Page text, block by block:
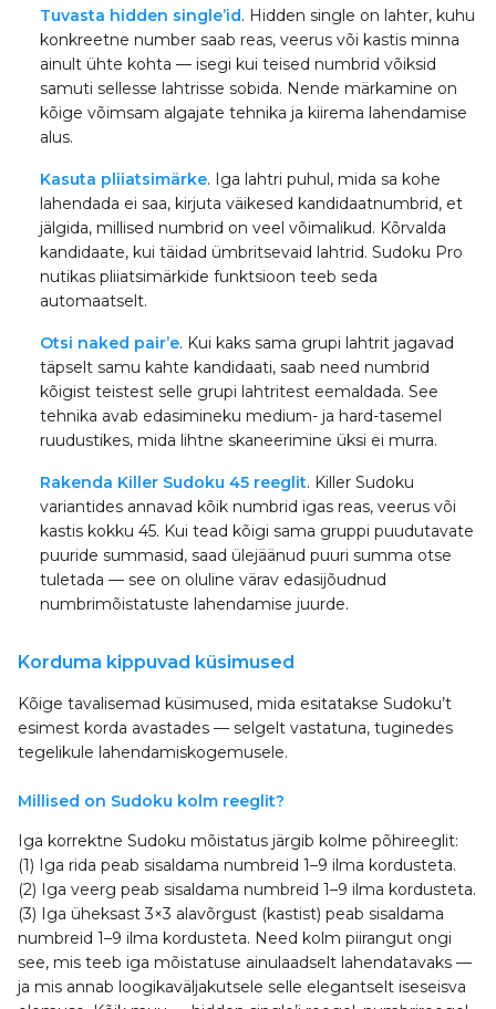
Tuvasta hidden single’id. Hidden single on lahter, kuhu
konkreetne number saab reas, veerus või kastis minna
ainult ühte kohta — isegi kui teised numbrid võiksid
samuti sellesse lahtrisse sobida. Nende märkamine on
kõige võimsam algajate tehnika ja kiirema lahendamise
alus.
Kasuta pliiatsimärke. Iga lahtri puhul, mida sa kohe
lahendada ei saa, kirjuta väikesed kandidaatnumbrid, et
jälgida, millised numbrid on veel võimalikud. Kõrvalda
kandidaate, kui täidad ümbritsevaid lahtrid. Sudoku Pro
nutikas pliiatsimärkide funktsioon teeb seda
automaatselt.
Otsi naked pair’e. Kui kaks sama grupi lahtrit jagavad
täpselt samu kahte kandidaati, saab need numbrid
kõigist teistest selle grupi lahtritest eemaldada. See
tehnika avab edasimineku medium- ja hard-tasemel
ruudustikes, mida lihtne skaneerimine üksi ei murra.
Rakenda Killer Sudoku 45 reeglit. Killer Sudoku
variantides annavad kõik numbrid igas reas, veerus või
kastis kokku 45. Kui tead kõigi sama gruppi puudutavate
puuride summasid, saad ülejäänud puuri summa otse
tuletada — see on oluline värav edasijõudnud
numbrimõistatuste lahendamise juurde.
Korduma kippuvad küsimused
Kõige tavalisemad küsimused, mida esitatakse Sudoku’t
esimest korda avastades — selgelt vastatuna, tuginedes
tegelikule lahendamiskogemusele.
Millised on Sudoku kolm reeglit?
Iga korrektne Sudoku mõistatus järgib kolme põhireeglit:
(1) Iga rida peab sisaldama numbreid 1–9 ilma kordusteta.
(2) Iga veerg peab sisaldama numbreid 1–9 ilma kordusteta.
(3) Iga üheksast 3×3 alavõrgust (kastist) peab sisaldama
numbreid 1–9 ilma kordusteta. Need kolm piirangut ongi
see, mis teeb iga mõistatuse ainulaadselt lahendatavaks —
ja mis annab loogikaväljakutsele selle elegantselt iseseisva